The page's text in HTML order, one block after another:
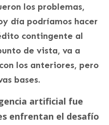
los problemas,
día podríamos hacer
contingente al
de vista, va a
los anteriores, pero
bases.
artificial fue
enfrentan el desafío